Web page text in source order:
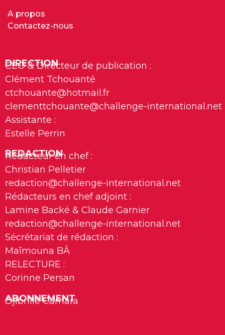
A propos
Contactez-nous
DIRECTION
CEO & Directeur de publication :
Clément Tchouanté
ctchouante@hotmail.fr
clementtchouante@challenge-international.net
Assistante :
Estelle Perrin
REDACTION
Rédacteur en chef :
Christian Pelletier
redaction@challenge-international.net
Rédacteurs en chef adjoint :
Lamine Backé & Claude Garnier
redaction@challenge-international.net
Sécrétariat de rédaction :
Maîmouna BÂ
RELECTURE :
Corinne Persan
ABONNEMENT
Djibrille Camara